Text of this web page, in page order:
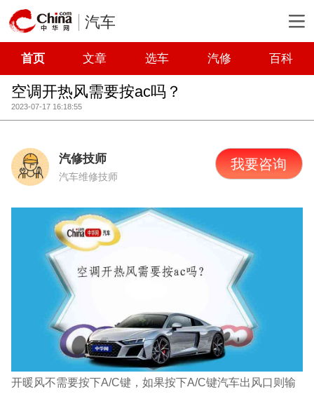
汽车
首页 文章 选车 汽修 百科
空调开热风需要按ac吗？
2023-07-17 16:18:55
汽修技师
汽车维修技师
我要咨询
开暖风不需要按下A/C键，如果按下A/C键汽车出风口则输